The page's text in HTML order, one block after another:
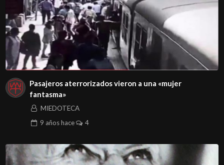
Pasajeros aterrorizados vieron a una «mujer
fantasma»
MIEDOTECA
9 añoshace 4